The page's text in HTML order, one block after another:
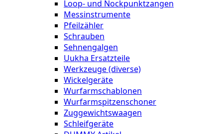
Loop- und Nockpunktzangen
Messinstrumente
Pfeilzähler
Schrauben
Sehnengalgen
Uukha Ersatzteile
Werkzeuge (diverse)
Wickelgeräte
Wurfarmschablonen
Wurfarmspitzenschoner
Zuggewichtswaagen
Schleifgeräte